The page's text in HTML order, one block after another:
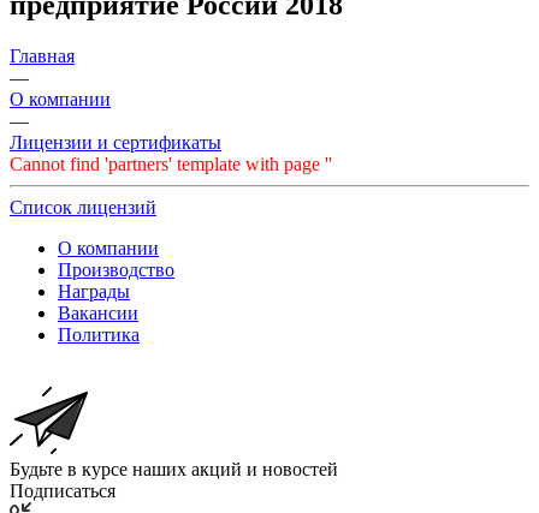
Главная
—
О компании
—
Лицензии и сертификаты
Cannot find 'partners' template with page ''
Список лицензий
О компании
Производство
Награды
Вакансии
Политика
Будьте в курсе наших акций и новостей
Подписаться